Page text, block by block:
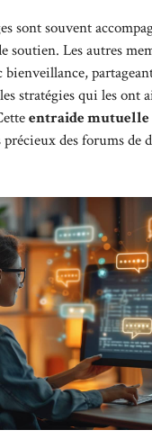
sont souvent
soutien. Les autres
bienveillance,
stratégies qui les ont
entraide mutuelle
précieux des forums de